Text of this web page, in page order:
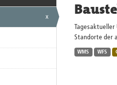
x
Standorte der
WMS WFS